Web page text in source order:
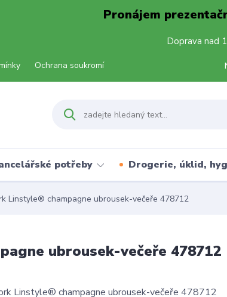
Pronájem
Doprava nad
Ochrana soukromí
potřeby Drogerie, úklid,
Linstyle® champagne ubrousek-večeře 478712
ubrousek-večeře 478712